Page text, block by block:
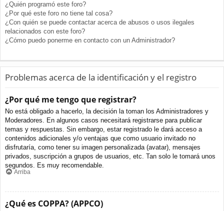
¿Quién programó este foro?
¿Por qué este foro no tiene tal cosa?
¿Con quién se puede contactar acerca de abusos o usos ilegales
relacionados con este foro?
¿Cómo puedo ponerme en contacto con un Administrador?
Problemas acerca de la identificación y el registro
¿Por qué me tengo que registrar?
No está obligado a hacerlo, la decisión la toman los Administradores y
Moderadores. En algunos casos necesitará registrarse para publicar
temas y respuestas. Sin embargo, estar registrado le dará acceso a
contenidos adicionales y/o ventajas que como usuario invitado no
disfrutaría, como tener su imagen personalizada (avatar), mensajes
privados, suscripción a grupos de usuarios, etc. Tan solo le tomará unos
segundos. Es muy recomendable.
Arriba
¿Qué es COPPA? (APPCO)